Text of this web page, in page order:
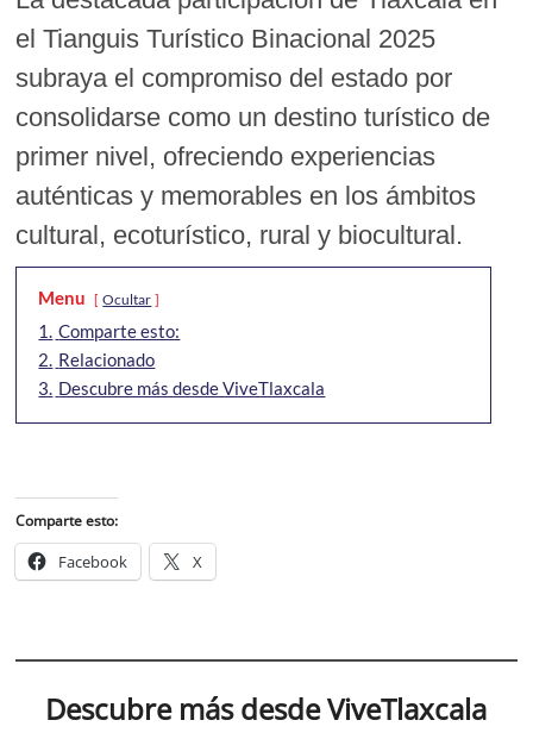
el Tianguis Turístico Binacional 2025
subraya el compromiso del estado por
consolidarse como un destino turístico de
primer nivel, ofreciendo experiencias
auténticas y memorables en los ámbitos
cultural, ecoturístico, rural y biocultural.
Menu Ocultar
1. Comparte esto:
2. Relacionado
3. Descubre más desde ViveTlaxcala
Comparte esto:
Facebook X
Descubre más desde ViveTlaxcala